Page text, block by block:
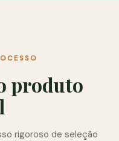
produto
rigoroso de seleção